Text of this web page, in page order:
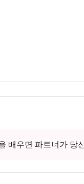
배우면 파트너가 당